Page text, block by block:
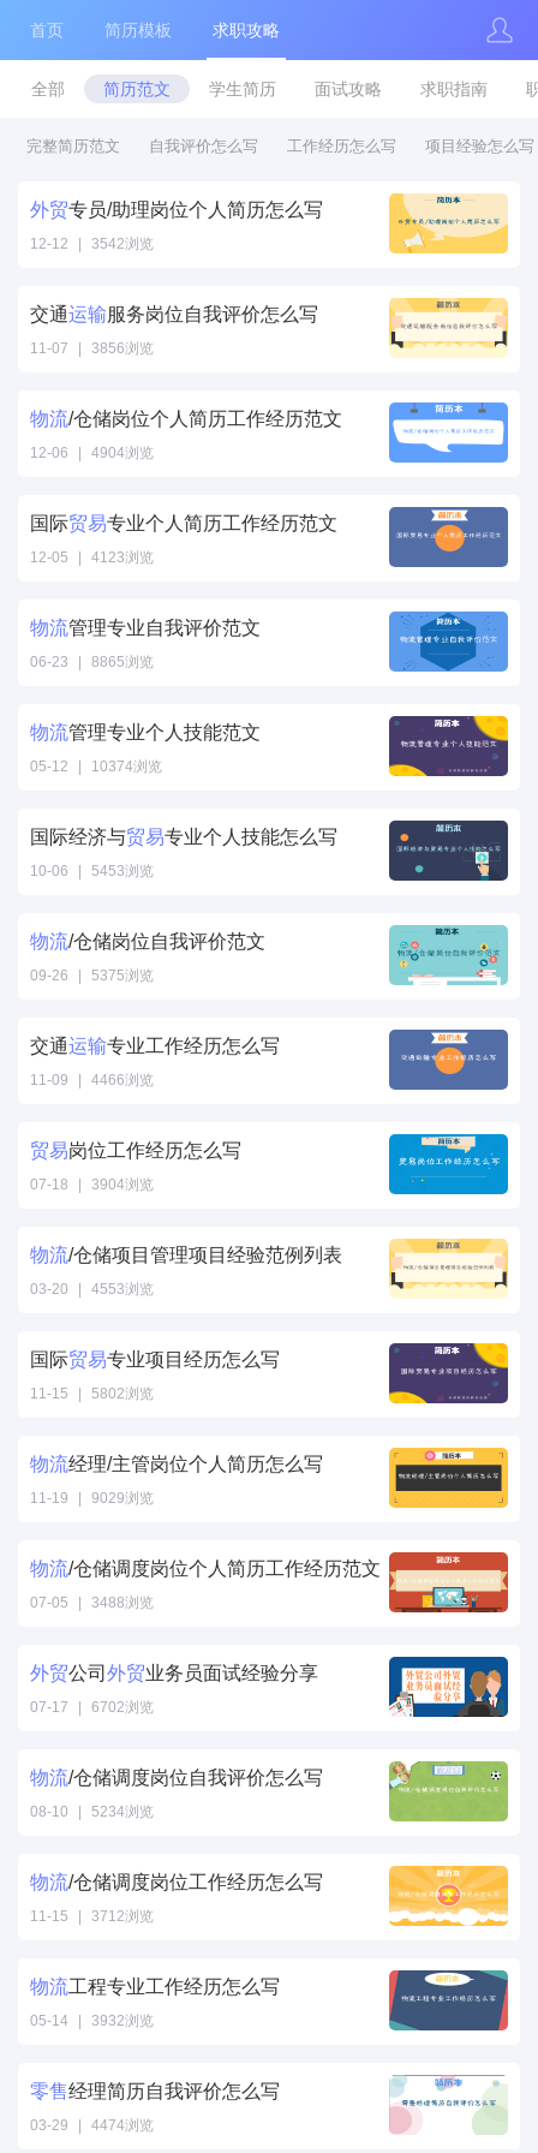
首页 简历模板 求职攻略
全部 简历范文 学生简历 面试攻略 求职指南
完整简历范文 自我评价怎么写 工作经历怎么写 项目经验怎么写
外贸专员/助理岗位个人简历怎么写
12-12 3542浏览
岗位个人简历怎
么写" />
交通运输服务岗位自我评价怎么写
11-07 3856浏览
我评价怎么写"
/>
物流/仓储岗位个人简历工作经历范文
12-06 4904浏览
个人简历工作经
历范文" />
国际贸易专业个人简历工作经历范文
12-05 4123浏览
历工作经历范
文" />
物流管理专业自我评价范文
06-23 8865浏览
我评价范文" />
物流管理专业个人技能范文
05-12 10374浏览
人技能范文" />
国际经济与贸易专业个人技能怎么写
10-06 5453浏览
能怎么写" />
物流/仓储岗位自我评价范文
09-26 5375浏览
自我评价范文"
交通运输专业工作经历怎么写
11-09 4466浏览
历怎么写" />
贸易岗位工作经历怎么写
07-18 3904浏览
历怎么写" />
物流/仓储项目管理项目经验范例列表
03-20 4553浏览
管理项目经验范
例列表" />
国际贸易专业项目经历怎么写
11-15 5802浏览
历怎么写" />
物流经理/主管岗位个人简历怎么写
11-19 9029浏览
岗位个人简历怎
么写" />
物流/仓储调度岗位个人简历工作经历范文
07-05 3488浏览
岗位个人简历工
作经历范文" />
外贸公司 外贸业务员面试经验分享
07-17 6702浏览
务员面试经验分
物流/仓储调度岗位自我评价怎么写
08-10 5234浏览
岗位自我评价怎
么写" />
物流/仓储调度岗位工作经历怎么写
11-15 3712浏览
岗位工作经历怎
么写" />
物流工程专业工作经历怎么写
05-14 3932浏览
作经历怎么写"
零售经理简历自我评价怎么写
03-29 4474浏览